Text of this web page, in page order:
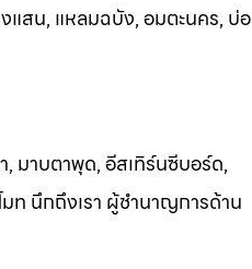
แสน, แหลมฉบัง, อมตะนคร, บ่อ
, มาบตาพุด, อีสเทิร์นซีบอร์ด,
มท นึกถึงเรา ผู้ชำนาญการด้าน